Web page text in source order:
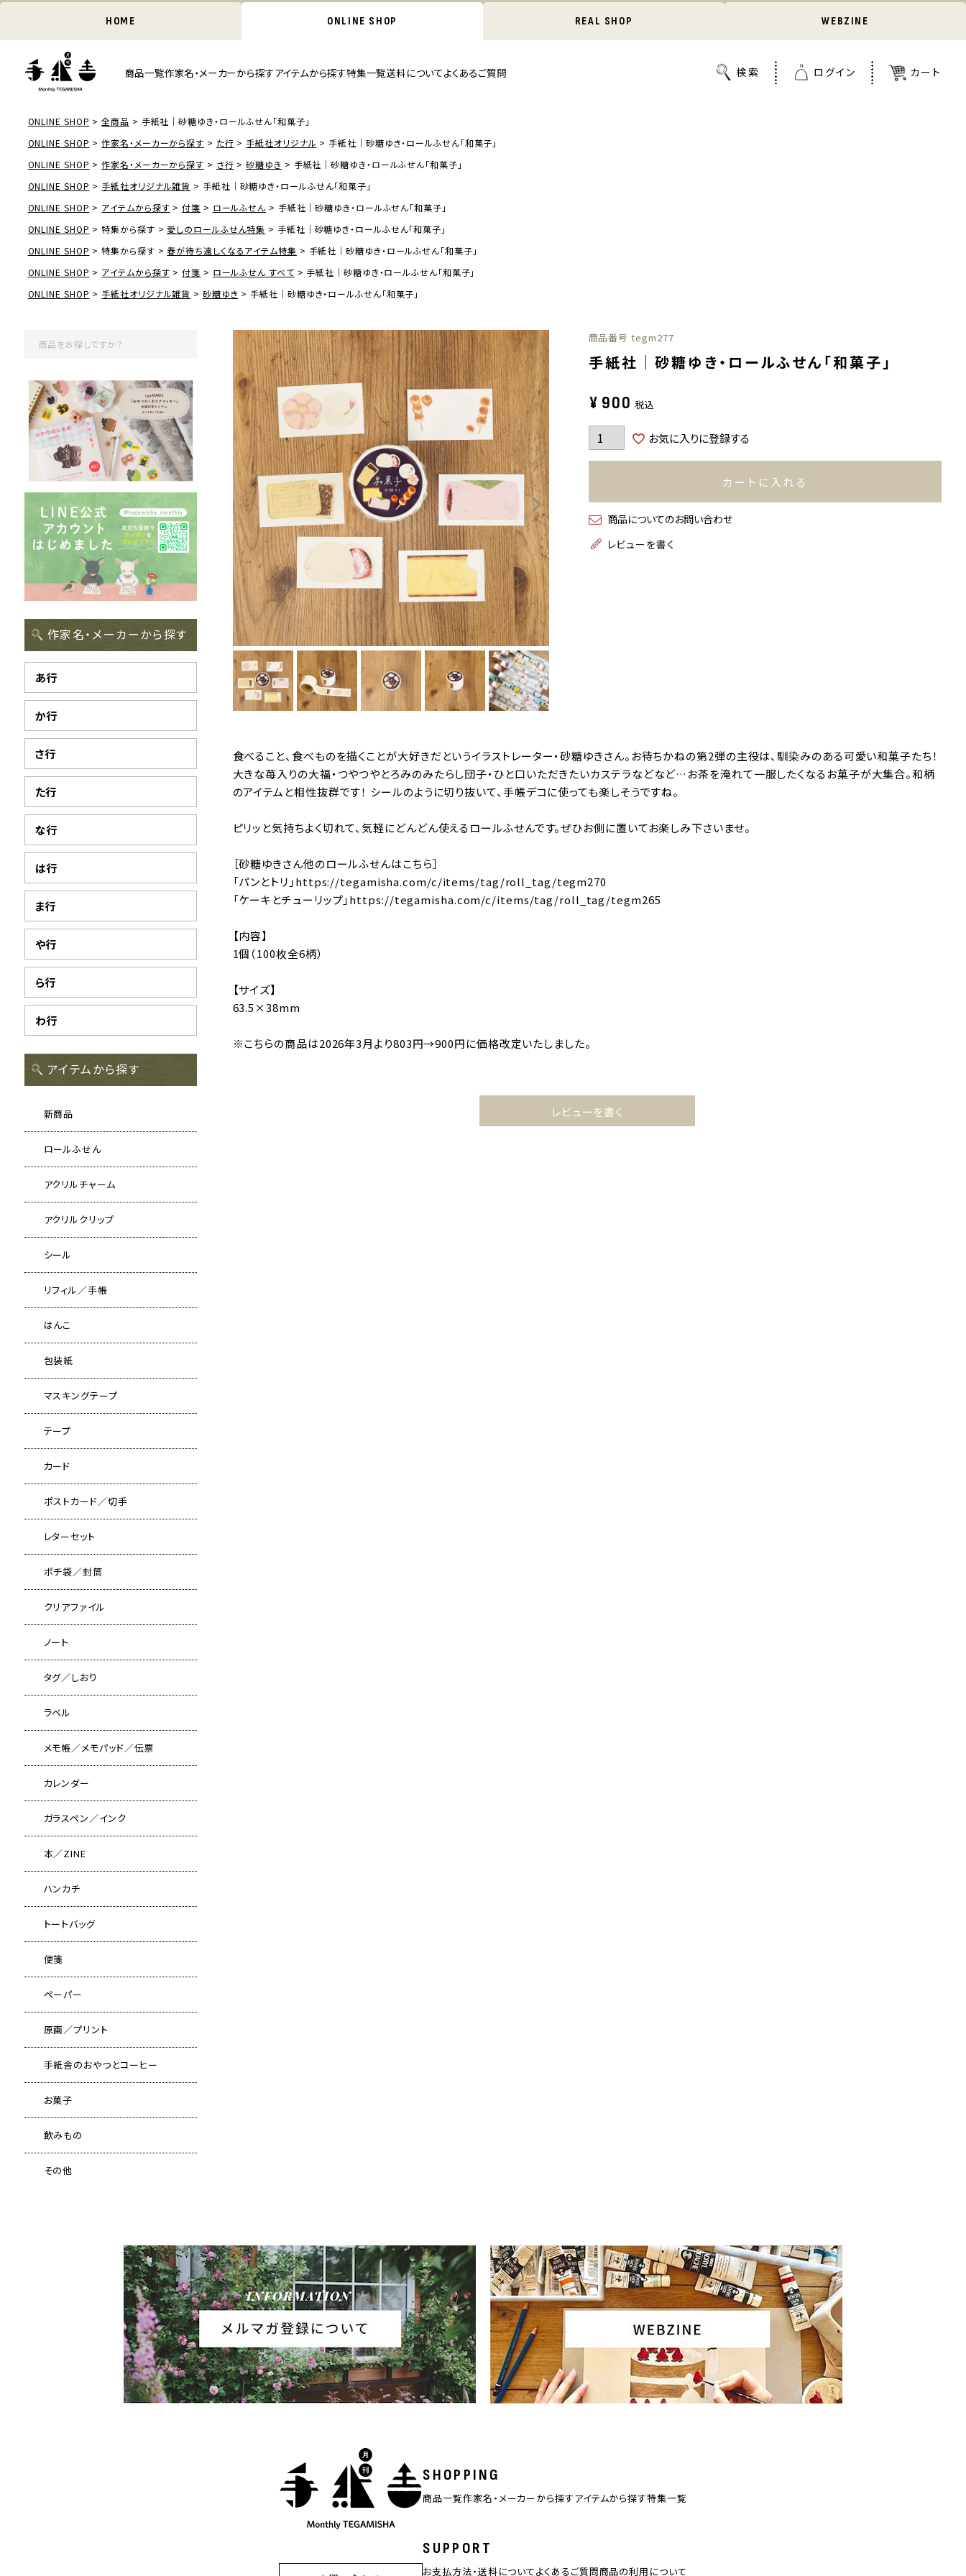
HOME ONLINE SHOP REAL SHOP WEBZINE
商品一覧作家名・メーカーから探すアイテムから探す特集一覧送料についてよくあるご質問
ONLINE SHOP 全商品
手紙社｜砂糖ゆき・ロールふせん「和菓子」
ONLINE SHOP
作家名・メーカーから探す た行 手紙社オリジナル
手紙社｜砂糖ゆき・ロールふせん「和菓子」
ONLINE SHOP
作家名・メーカーから探す さ行 砂糖ゆき
手紙社｜砂糖ゆき・ロールふせん「和菓子」
ONLINE SHOP
手紙社オリジナル雑貨
手紙社｜砂糖ゆき・ロールふせん「和菓子」
ONLINE SHOP
アイテムから探す 付箋 ロールふせん
手紙社｜砂糖ゆき・ロールふせん「和菓子」
ONLINE SHOP
特集から探す 愛しのロールふせん特集
手紙社｜砂糖ゆき・ロールふせん「和菓子」
ONLINE SHOP
特集から探す 春が待ち遠しくなるアイテム特集
手紙社｜砂糖ゆき・ロールふせん「和菓子」
ONLINE SHOP
アイテムから探す 付箋 ロールふせん すべて
手紙社｜砂糖ゆき・ロールふせん「和菓子」
ONLINE SHOP
手紙社オリジナル雑貨 砂糖ゆき 手紙社｜砂糖ゆき・ロールふせん「和菓子」
作家名・メーカーから探す
あ行
か行
さ行
た行
な行
は行
ま行
や行
ら行
わ行
アイテムから探す
新商品
ロールふせん
アクリルチャーム
アクリルクリップ
シール
リフィル／手帳
はんこ
包装紙
マスキングテープ
テープ
カード
ポストカード／切手
レターセット
ポチ袋／封筒
クリアファイル
ノート
タグ／しおり
ラベル
メモ帳／メモパッド／伝票
カレンダー
ガラスペン／インク
本／ZINE
ハンカチ
トートバッグ
便箋
ペーパー
原画／プリント
手紙舎のおやつとコーヒー
お菓子
飲みもの
その他
商品番号 tegm277
手紙社｜砂糖ゆき・ロールふせん「和菓子」
¥ 900 税込
お気に入りに登録する
カートに入れる
商品についてのお問い合わせ
レビューを書く
食べること、食べものを描くことが大好きだというイラストレーター・砂糖ゆきさん。お待ちかねの第2弾の主役は、馴染みのある可愛い和菓子たち！
大きな苺入りの大福・つやつやとろみのみたらし団子・ひと口いただきたいカステラなどなど…お茶を淹れて一服したくなるお菓子が大集合。和柄
のアイテムと相性抜群です！ シールのように切り抜いて、手帳デコに使っても楽しそうですね。
ピリッと気持ちよく切れて、気軽にどんどん使えるロールふせんです。ぜひお側に置いてお楽しみ下さいませ。
［砂糖ゆきさん他のロールふせんはこちら］
「パンとトリ」https://tegamisha.com/c/items/tag/roll_tag/tegm270
「ケーキとチューリップ」https://tegamisha.com/c/items/tag/roll_tag/tegm265
【内容】
1個（100枚全6柄）
【サイズ】
63.5×38mm
※こちらの商品は2026年3月より803円→900円に価格改定いたしました。
レビューを書く
SHOPPING
商品一覧作家名・メーカーから探すアイテムから探す特集一覧
SUPPORT
お支払方法・送料についてよくあるご質問商品の利用について